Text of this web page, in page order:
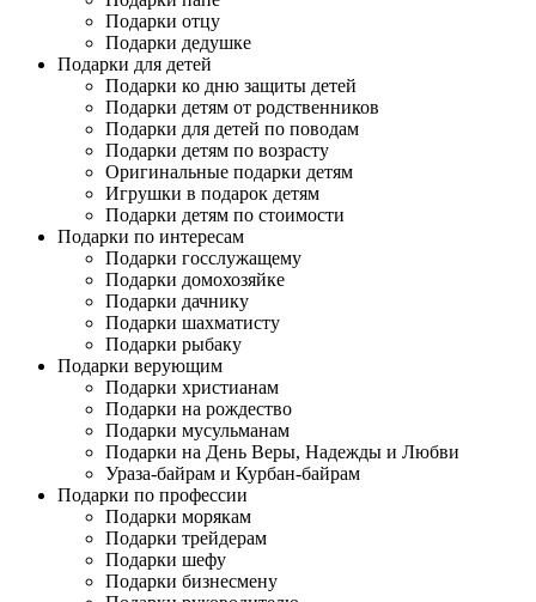
Подарки отцу
Подарки дедушке
Подарки для детей
Подарки ко дню защиты детей
Подарки детям от родственников
Подарки для детей по поводам
Подарки детям по возрасту
Оригинальные подарки детям
Игрушки в подарок детям
Подарки детям по стоимости
Подарки по интересам
Подарки госслужащему
Подарки домохозяйке
Подарки дачнику
Подарки шахматисту
Подарки рыбаку
Подарки верующим
Подарки христианам
Подарки на рождество
Подарки мусульманам
Подарки на День Веры, Надежды и Любви
Ураза-байрам и Курбан-байрам
Подарки по профессии
Подарки морякам
Подарки трейдерам
Подарки шефу
Подарки бизнесмену